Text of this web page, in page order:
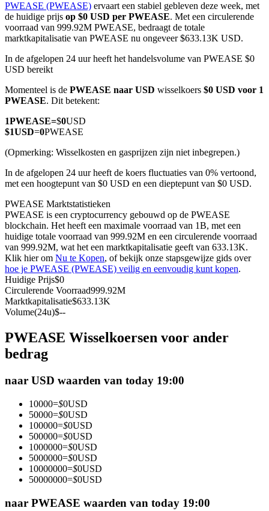
COIN-M-futures
Cryptocurrency-futures
TradFi
Derivaten voor aandelen, forex, edelmetalen en grondstoffen
USDC-futures
Futures met USDC als onderpand
Kopiëren Handel
Sluit je aan bij top traders
Word een Copy Trader
PWEASE (PWEASE) ervaart een stabiel gebleven deze week, met
de huidige prijs op $0 USD per PWEASE. Met een circulerende
voorraad van 999.92M PWEASE, bedraagt de totale
marktkapitalisatie van PWEASE nu ongeveer $633.13K USD.
In de afgelopen 24 uur heeft het handelsvolume van PWEASE $0
USD bereikt
Momenteel is de PWEASE naar USD wisselkoers $0 USD voor 1
PWEASE. Dit betekent:
1PWEASE=$0USD
$1USD=0PWEASE
(Opmerking: Wisselkosten en gasprijzen zijn niet inbegrepen.)
In de afgelopen 24 uur heeft de koers fluctuaties van 0% vertoond,
met een hoogtepunt van $0 USD en een dieptepunt van $0 USD.
PWEASE Marktstatistieken
PWEASE is een cryptocurrency gebouwd op de PWEASE
blockchain. Het heeft een maximale voorraad van 1B, met een
huidige totale voorraad van 999.92M en een circulerende voorraad
van 999.92M, wat het een marktkapitalisatie geeft van 633.13K.
Klik hier om Nu te Kopen, of bekijk onze stapsgewijze gids over
hoe je PWEASE (PWEASE) veilig en eenvoudig kunt kopen.
Huidige Prijs$0
Circulerende Voorraad999.92M
Marktkapitalisatie$633.13K
Volume(24u)$--
PWEASE Wisselkoersen voor ander
bedrag
naar USD waarden van today 19:00
10000=$0USD
50000=$0USD
100000=$0USD
500000=$0USD
1000000=$0USD
5000000=$0USD
10000000=$0USD
50000000=$0USD
naar PWEASE waarden van today 19:00